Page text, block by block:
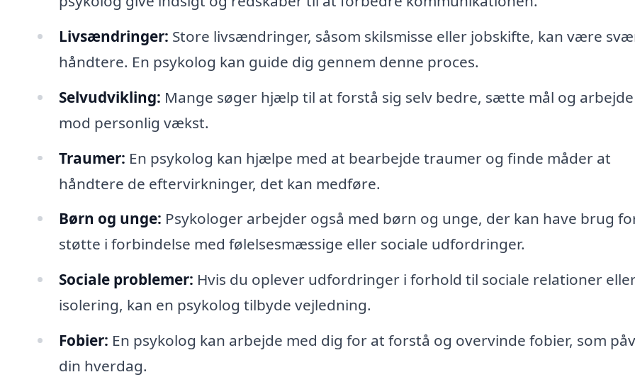
Livsændringer: Store livsændringer, såsom skilsmisse eller jobskifte, kan være
håndtere. En psykolog kan guide dig gennem denne proces.
Selvudvikling: Mange søger hjælp til at forstå sig selv bedre, sætte mål og
mod personlig vækst.
Traumer: En psykolog kan hjælpe med at bearbejde traumer og finde måder at
håndtere de eftervirkninger, det kan medføre.
Børn og unge: Psykologer arbejder også med børn og unge, der kan have brug
støtte i forbindelse med følelsesmæssige eller sociale udfordringer.
Sociale problemer: Hvis du oplever udfordringer i forhold til sociale relationer
isolering, kan en psykolog tilbyde vejledning.
Fobier: En psykolog kan arbejde med dig for at forstå og overvinde fobier, som
din hverdag.